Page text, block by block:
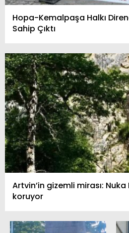
Hopa-Kemalpaşa Halkı
Sahip Çıktı
Artvin’in gizemli mirası: Nuka
koruyor